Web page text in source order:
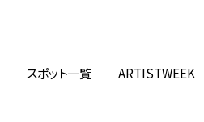
スポット一覧 ARTISTWEEK